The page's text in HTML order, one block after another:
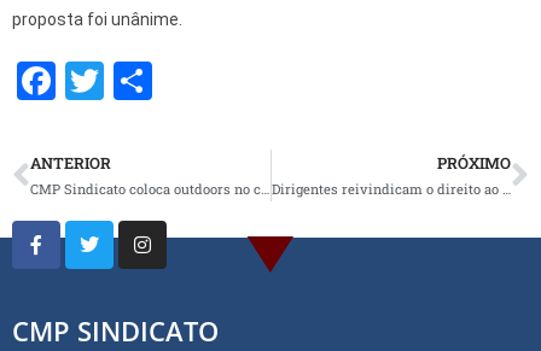
proposta foi unânime.
F
ce
b
o
o
k
T
tt
er e
ANTERIOR
CMP Sindicato coloca outdoors no centro da cidade pelo Piso Nacional do Magistério
PRÓXIMO
Dirigentes reivindicam o direito ao Piso Nacional do Magistério
CMP SINDICATO